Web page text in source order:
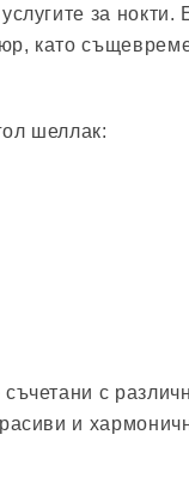
за нокти.
като
шеллак:
с
и